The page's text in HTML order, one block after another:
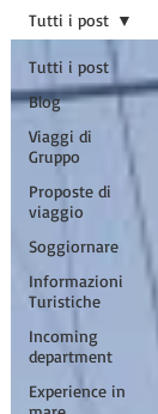
Tutti i post
Blog
Viaggi di
Gruppo
Proposte di
viaggio
Soggiornare
Informazioni
Turistiche
Incoming
department
Experience in
Tutti i post